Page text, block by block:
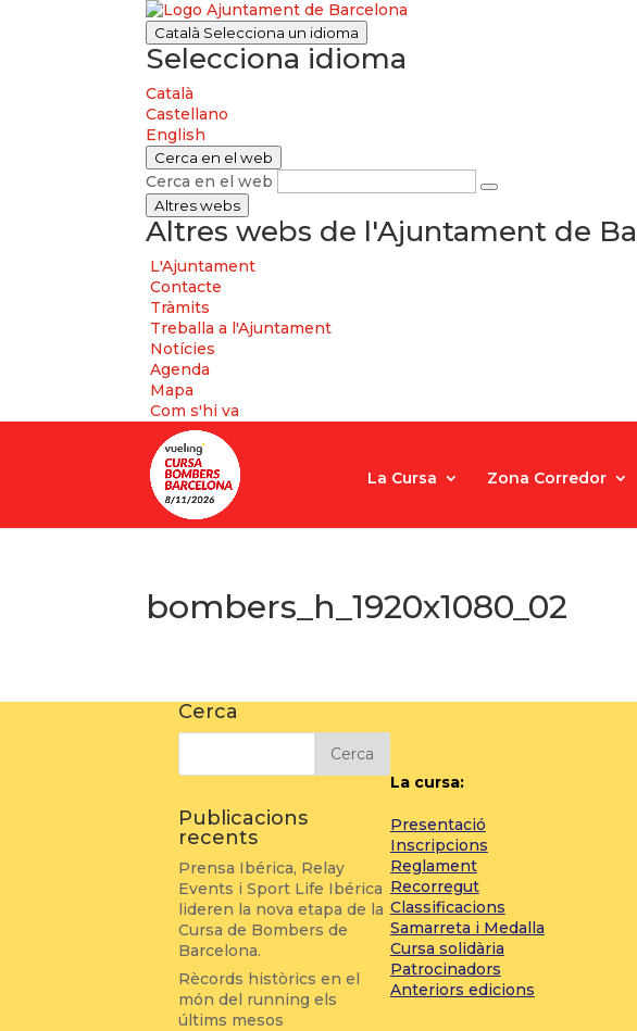
Català Selecciona un idioma
Selecciona idioma
Català
Castellano
English
Cerca en el web
Cerca en el web
Altres webs
Altres webs de l'Ajuntament de
L'Ajuntament
Contacte
Tràmits
Treballa a l'Ajuntament
Notícies
Agenda
Mapa
Com s'hi va
La Cursa Zona Corredor
bombers_h_1920x1080_02
Cerca
Publicacions
recents
Prensa Ibérica, Relay
Events i Sport Life Ibérica
lideren la nova etapa de la
Cursa de Bombers de
Barcelona.
Rècords històrics en el
món del running els
últims mesos
La cursa:
Presentació
Inscripcions
Reglament
Recorregut
Classificacions
Samarreta i Medalla
Cursa solidària
Patrocinadors
Anteriors edicions